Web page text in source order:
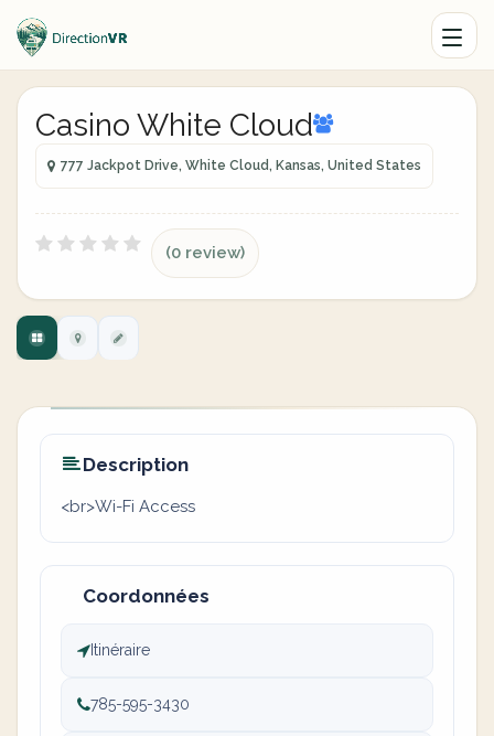
Casino White Cloud
777 Jackpot Drive, White Cloud, Kansas, United States
(0 review)
Description
<br>Wi-Fi Access
Coordonnées
Itinéraire
785-595-3430